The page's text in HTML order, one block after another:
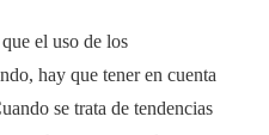
el uso de los
hay que tener en cuenta
se trata de tendencias